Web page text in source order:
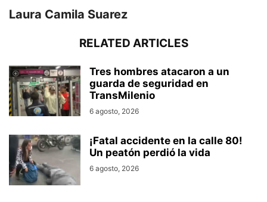
Laura Camila Suarez
RELATED ARTICLES
Tres hombres atacaron a un
guarda de seguridad en
TransMilenio
6 agosto, 2026
¡Fatal accidente en la calle 80!
Un peatón perdió la vida
6 agosto, 2026